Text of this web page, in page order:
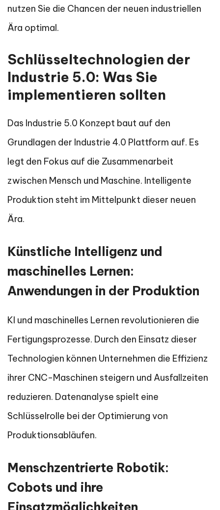
nutzen Sie die Chancen der neuen industriellen
Ära optimal.
Schlüsseltechnologien der
Industrie 5.0: Was Sie
implementieren sollten
Das Industrie 5.0 Konzept baut auf den
Grundlagen der Industrie 4.0 Plattform auf. Es
legt den Fokus auf die Zusammenarbeit
zwischen Mensch und Maschine. Intelligente
Produktion steht im Mittelpunkt dieser neuen
Ära.
Künstliche Intelligenz und
maschinelles Lernen:
Anwendungen in der Produktion
KI und maschinelles Lernen revolutionieren die
Fertigungsprozesse. Durch den Einsatz dieser
Technologien können Unternehmen die Effizienz
ihrer CNC-Maschinen steigern und Ausfallzeiten
reduzieren. Datenanalyse spielt eine
Schlüsselrolle bei der Optimierung von
Produktionsabläufen.
Menschzentrierte Robotik:
Cobots und ihre